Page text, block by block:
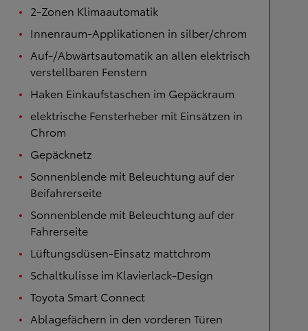
2-Zonen Klimaautomatik
Innenraum-Applikationen in silber/chrom
Auf-/Abwärtsautomatik an allen elektrisch
verstellbaren Fenstern
Haken Einkaufstaschen im Gepäckraum
elektrische Fensterheber mit Einsätzen in
Chrom
Gepäcknetz
Sonnenblende mit Beleuchtung auf der
Beifahrerseite
Sonnenblende mit Beleuchtung auf der
Fahrerseite
Lüftungsdüsen-Einsatz mattchrom
Schaltkulisse im Klavierlack-Design
Toyota Smart Connect
Ablagefächern in den vorderen Türen